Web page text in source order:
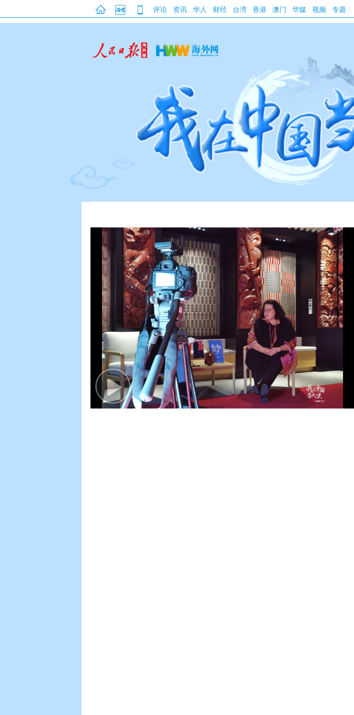
评论 资讯 华人 财经 台湾 香港 澳门 华媒 视频 专题
Play
Video